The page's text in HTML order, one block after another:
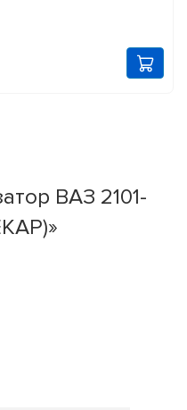
ВАЗ 2101-